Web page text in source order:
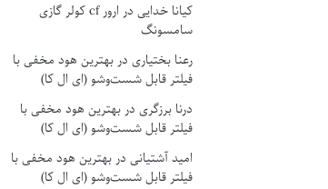
کیانا خدایی در
ارور cf کولر گازی
سامسونگ
رعنا بختیاری دربهترین هود مخفی با
فیلتر قابل شست‌وشو (ای ال کا)
درنا برزگری دربهترین هود مخفی با
فیلتر قابل شست‌وشو (ای ال کا)
امید آشتیانی دربهترین هود مخفی با
فیلتر قابل شست‌وشو (ای ال کا)